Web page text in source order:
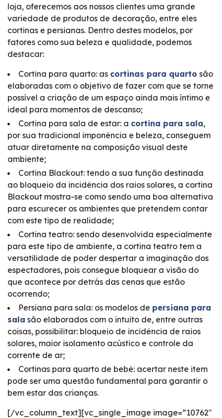
loja, oferecemos aos nossos clientes uma grande
variedade de produtos de decoração, entre eles
cortinas e persianas. Dentro destes modelos, por
fatores como sua beleza e qualidade, podemos
destacar:
Cortina para quarto: as cortinas para quarto são
elaboradas com o objetivo de fazer com que se torne
possível a criação de um espaço ainda mais íntimo e
ideal para momentos de descanso;
Cortina para sala de estar: a cortina para sala,
por sua tradicional imponência e beleza, conseguem
atuar diretamente na composição visual deste
ambiente;
Cortina Blackout: tendo a sua função destinada
ao bloqueio da incidência dos raios solares, a cortina
Blackout mostra-se como sendo uma boa alternativa
para escurecer os ambientes que pretendem contar
com este tipo de realidade;
Cortina teatro: sendo desenvolvida especialmente
para este tipo de ambiente, a cortina teatro tem a
versatilidade de poder despertar a imaginação dos
espectadores, pois consegue bloquear a visão do
que acontece por detrás das cenas que estão
ocorrendo;
Persiana para sala: os modelos de persiana para
sala são elaborados com o intuito de, entre outras
coisas, possibilitar: bloqueio de incidência de raios
solares, maior isolamento acústico e controle da
corrente de ar;
Cortinas para quarto de bebê: acertar neste item
pode ser uma questão fundamental para garantir o
bem estar das crianças.
[/vc_column_text][vc_single_image image=”10762″